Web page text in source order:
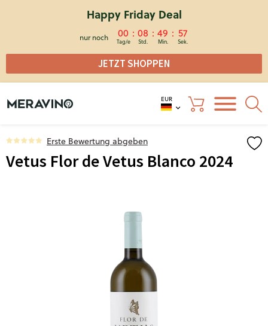
Happy Friday Deal
nur noch 00 08 49 56
JETZT SHOPPEN
EUR
Erste Bewertung abgeben
Vetus Flor de Vetus Blanco 2024